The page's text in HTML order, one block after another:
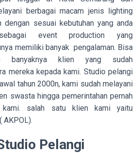
berbagai macam jenis lighting
dengan sesuai kebutuhan yang anda
event production yang
memiliki banyak pengalaman. Bisa
banyaknya klien yang sudah
mereka kepada kami. Studio pelangi
tahun 2000n, kami sudah melayani
swasta hingga pemerintahan pernah
kami. salah satu klien kami yaitu
AKPOL).
Pelangi